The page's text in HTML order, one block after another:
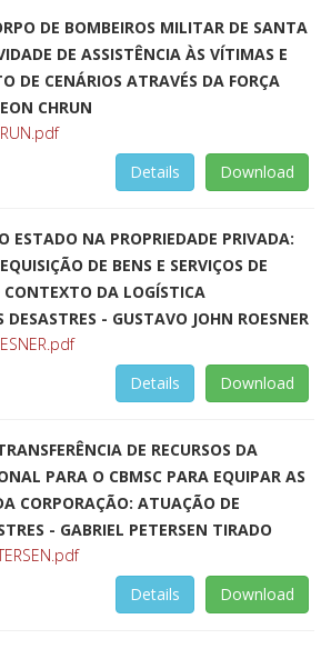
DE BOMBEIROS MILITAR DE SANTA
DE ASSISTÊNCIA ÀS VÍTIMAS E
DE CENÁRIOS ATRAVÉS DA FORÇA
CHRUN
Download
Details
ESTADO NA PROPRIEDADE PRIVADA:
DE BENS E SERVIÇOS DE
CONTEXTO DA LOGÍSTICA
- GUSTAVO JOHN ROESNER
Download
Details
DE RECURSOS DA
PARA O CBMSC PARA EQUIPAR AS
CORPORAÇÃO: ATUAÇÃO DE
- GABRIEL PETERSEN TIRADO
Download
Details